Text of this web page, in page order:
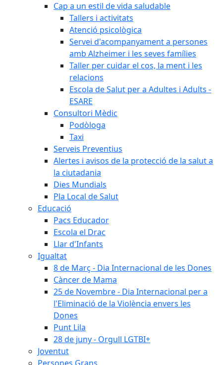
Cap a un estil de vida saludable
Tallers i activitats
Atenció psicològica
Servei d'acompanyament a persones
amb Alzheimer i les seves famílies
Taller per cuidar el cos, la ment i les
relacions
Escola de Salut per a Adultes i Adults -
ESARE
Consultori Mèdic
Podòloga
Taxi
Serveis Preventius
Alertes i avisos de la protecció de la salut a
la ciutadania
Dies Mundials
Pla Local de Salut
Educació
Pacs Educador
Escola el Drac
Llar d'Infants
Igualtat
8 de Març - Dia Internacional de les Dones
Càncer de Mama
25 de Novembre - Dia Internacional per a
l'Eliminació de la Violència envers les
Dones
Punt Lila
28 de juny - Orgull LGTBI+
Joventut